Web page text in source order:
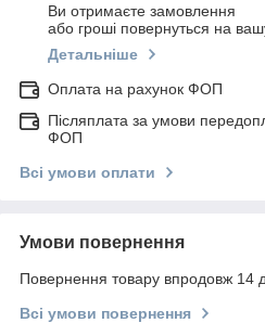
Ви отримаєте замовлення
або гроші повернуться на
Детальніше
Оплата на рахунок ФОП
Післяплата за умови
ФОП
Всі умови оплати
Умови повернення
Повернення товару впродовж 14
Всі умови повернення